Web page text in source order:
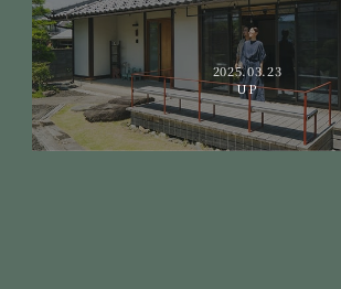
2025.03.23
UP